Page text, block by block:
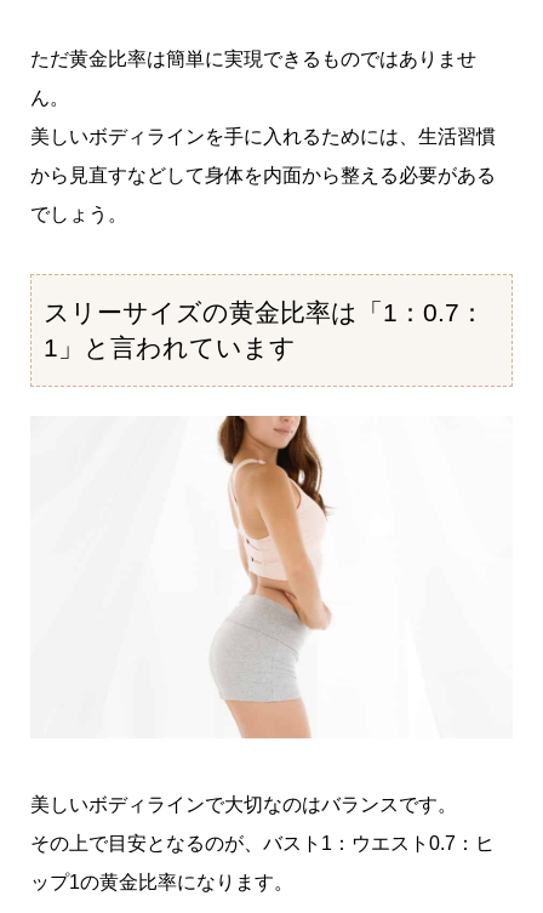
ただ黄金比率は簡単に実現できるものではありませ
ん。
美しいボディラインを手に入れるためには、生活習慣
から見直すなどして身体を内面から整える必要がある
でしょう。
スリーサイズの黄金比率は「1：0.7：
1」と言われています
美しいボディラインで大切なのはバランスです。
その上で目安となるのが、バスト1：ウエスト0.7：ヒ
ップ1の黄金比率になります。